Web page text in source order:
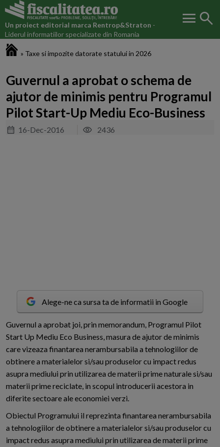
Un proiect editorial marca Rentrop&Straton -
Liderul informatiilor specializate din Romania
menu search
» Taxe si impozite datorate statului in 2026
Guvernul a aprobat o schema de
ajutor de minimis pentru Programul
Pilot Start-Up Mediu Eco-Business
16-Dec-2016 2436
Alege-ne ca sursa ta de informatii in Google
Guvernul a aprobat joi, prin memorandum, Programul Pilot
Start Up Mediu Eco Business, masura de ajutor de minimis
care vizeaza finantarea nerambursabila a tehnologiilor de
obtinere a materialelor si/sau produselor cu impact redus
asupra mediului prin utilizarea de materii prime naturale si/sau
materii prime reciclate, in scopul introducerii acestora in
diferite sectoare ale economiei verzi.
Obiectul Programului il reprezinta finantarea nerambursabila
a tehnologiilor de obtinere a materialelor si/sau produselor cu
impact redus asupra mediului prin utilizarea de materii prime